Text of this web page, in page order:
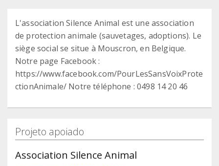
L'association Silence Animal est une association
de protection animale (sauvetages, adoptions). Le
siège social se situe à Mouscron, en Belgique.
Notre page Facebook :
https://www.facebook.com/PourLesSansVoixProte
ctionAnimale/ Notre téléphone : 0498 14 20 46
Projeto apoiado
Association Silence Animal